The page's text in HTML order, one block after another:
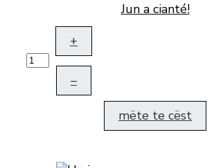
Jun a cianté!
+
–
mëte te cëst